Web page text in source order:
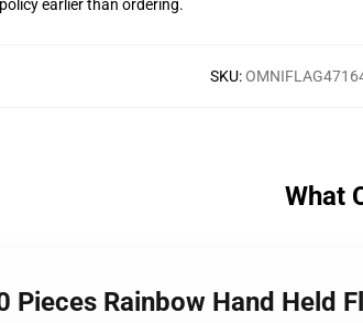
policyearlier than ordering.
SKU:
What
Pieces Rainbow Hand Held